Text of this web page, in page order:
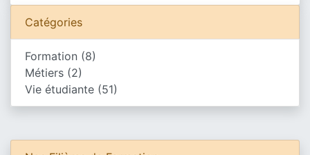
Catégories
Formation (8)
Métiers (2)
Vie étudiante (51)